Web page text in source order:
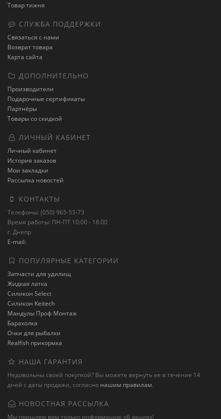
Товар тижня
СЛУЖБА ПОДДЕРЖКИ
Связаться с нами
Возврат товара
Карта сайта
ДОПОЛНИТЕЛЬНО
Производители
Подарочные сертификаты
Партнёры
Товары со скидкой
ЛИЧНЫЙ КАБИНЕТ
Личный кабинет
История заказов
Мои закладки
Рассылка новостей
КОНТАКТЫ
Телефоны: (050) 965-53-73
Время работы: ПН-ПТ 10:00 - 18:00
г. Днепр
E-mail:
ПОПУЛЯРНЫЕ КАТЕГОРИИ
Запчасти для удилищ
Жидкая латка
Силикон Select
Силикон Keitech
Мандулы Проф Монтаж
Барахолка
Очки для рыбалки
Realfish прикормка
НАША ГАРАНТИЯ
Недовольны своей покупкой? Вы можете вернуть ее в течение 14
дней с даты продажи, согласно нашим правилам.
НОВОСТНАЯ РАССЫЛКА
Мы пришлем вам только информацию об акциях!